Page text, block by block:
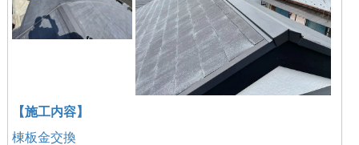
【施工内容】
棟板金交換